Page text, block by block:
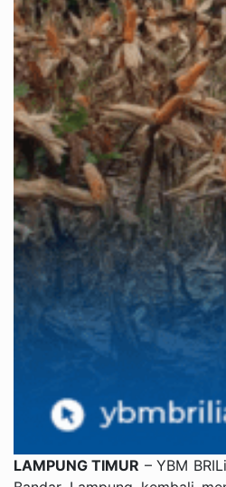
LAMPUNG TIMUR – YBM